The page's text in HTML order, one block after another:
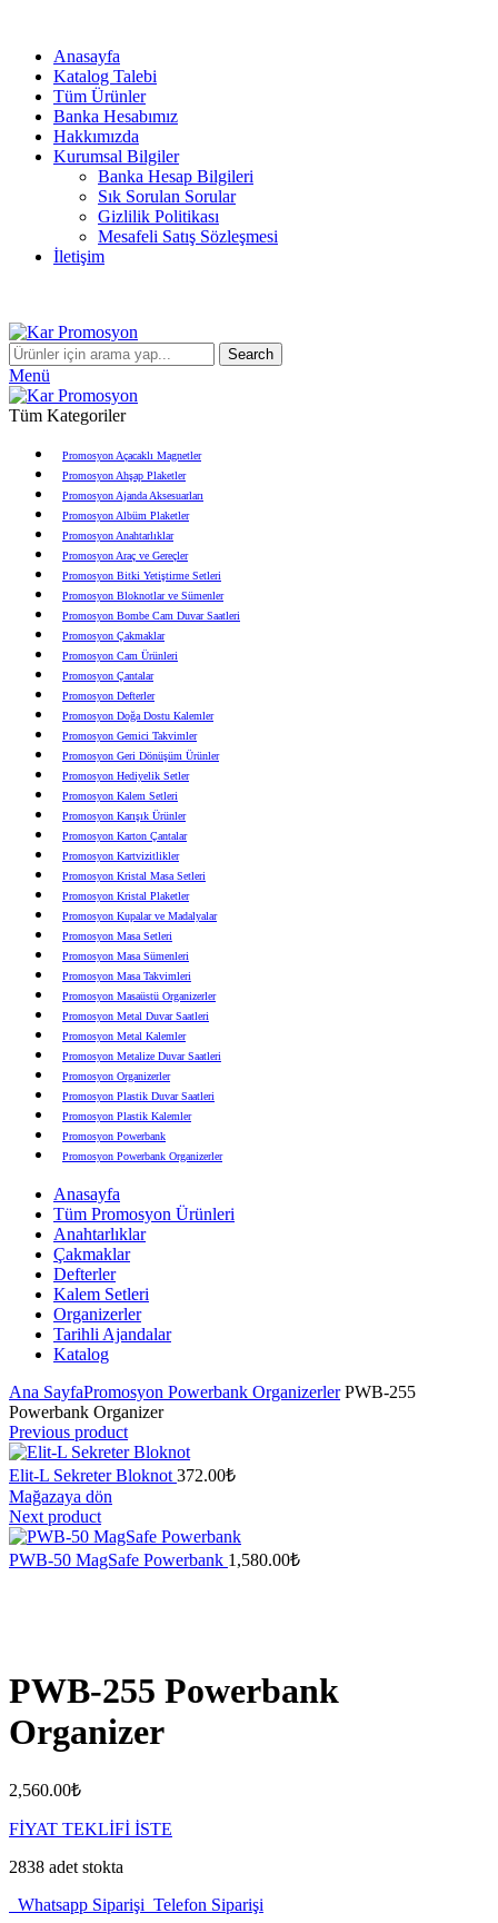
Anasayfa
Katalog Talebi
Tüm Ürünler
Banka Hesabımız
Hakkımızda
Kurumsal Bilgiler
Banka Hesap Bilgileri
Sık Sorulan Sorular
Gizlilik Politikası
Mesafeli Satış Sözleşmesi
İletişim
Search
Menü
Tüm Kategoriler
Promosyon Açacaklı Magnetler
Promosyon Ahşap Plaketler
Promosyon Ajanda Aksesuarları
Promosyon Albüm Plaketler
Promosyon Anahtarlıklar
Promosyon Araç ve Gereçler
Promosyon Bitki Yetiştirme Setleri
Promosyon Bloknotlar ve Sümenler
Promosyon Bombe Cam Duvar Saatleri
Promosyon Çakmaklar
Promosyon Cam Ürünleri
Promosyon Çantalar
Promosyon Defterler
Promosyon Doğa Dostu Kalemler
Promosyon Gemici Takvimler
Promosyon Geri Dönüşüm Ürünler
Promosyon Hediyelik Setler
Promosyon Kalem Setleri
Promosyon Karışık Ürünler
Promosyon Karton Çantalar
Promosyon Kartvizitlikler
Promosyon Kristal Masa Setleri
Promosyon Kristal Plaketler
Promosyon Kupalar ve Madalyalar
Promosyon Masa Setleri
Promosyon Masa Sümenleri
Promosyon Masa Takvimleri
Promosyon Masaüstü Organizerler
Promosyon Metal Duvar Saatleri
Promosyon Metal Kalemler
Promosyon Metalize Duvar Saatleri
Promosyon Organizerler
Promosyon Plastik Duvar Saatleri
Promosyon Plastik Kalemler
Promosyon Powerbank
Promosyon Powerbank Organizerler
Promosyon Şapka
Promosyon Sekreter Bloknotlar
Promosyon Seramik ve Porselen Ürünler
Promosyon Speakerlar
Promosyon Tarihli Ajandalar
Promosyon Teknoloji Ürünleri
Promosyon Telefon Standları
Promosyon Termoslar
Promosyon Tişörtler
Anasayfa
Tüm Promosyon Ürünleri
Anahtarlıklar
Çakmaklar
Defterler
Kalem Setleri
Organizerler
Tarihli Ajandalar
Katalog
Ana SayfaPromosyon Powerbank OrganizerlerPWB-255
Powerbank Organizer
Previous product
Elit-L Sekreter Bloknot 372.00₺
Mağazaya dön
Next product
PWB-50 MagSafe Powerbank 1,580.00₺
PWB-255 Powerbank
Organizer
2,560.00₺
FİYAT TEKLİFİ İSTE
2838 adet stokta
Whatsapp Siparişi Telefon Siparişi